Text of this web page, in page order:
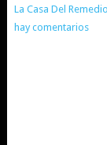
La Casa Del Remedio
hay comentarios